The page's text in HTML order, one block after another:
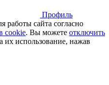
Профиль
сайта согласно
cookie. Вы можете отключить
их использование, нажав